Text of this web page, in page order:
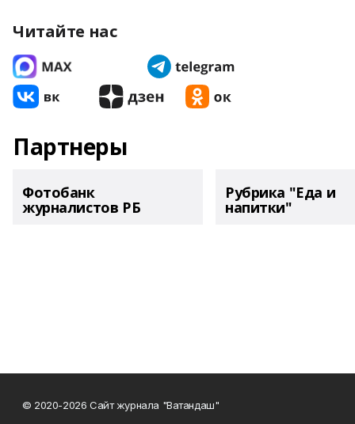
Читайте нас
Партнеры
Фотобанк
журналистов РБ
Рубрика "Еда и
напитки"
© 2020-2026 Сайт журнала "Ватандаш"